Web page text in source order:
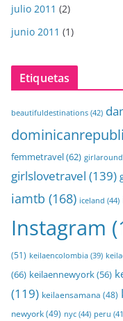
julio 2011 (2)
junio 2011 (1)
Etiquetas
beautifuldestinations (42)
femmetravel(62)
girlslovetravel (139)
iamtb (168) iceland (44)
Instagram
(51) keilaencolombia (39)
(66) keilaennewyork(56)
(119) keilaensamana (48)
newyork(49) nyc (44) peru